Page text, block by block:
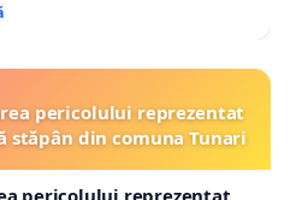
pericolului reprezentat
stăpân din comuna Tunari
pericolului reprezentat